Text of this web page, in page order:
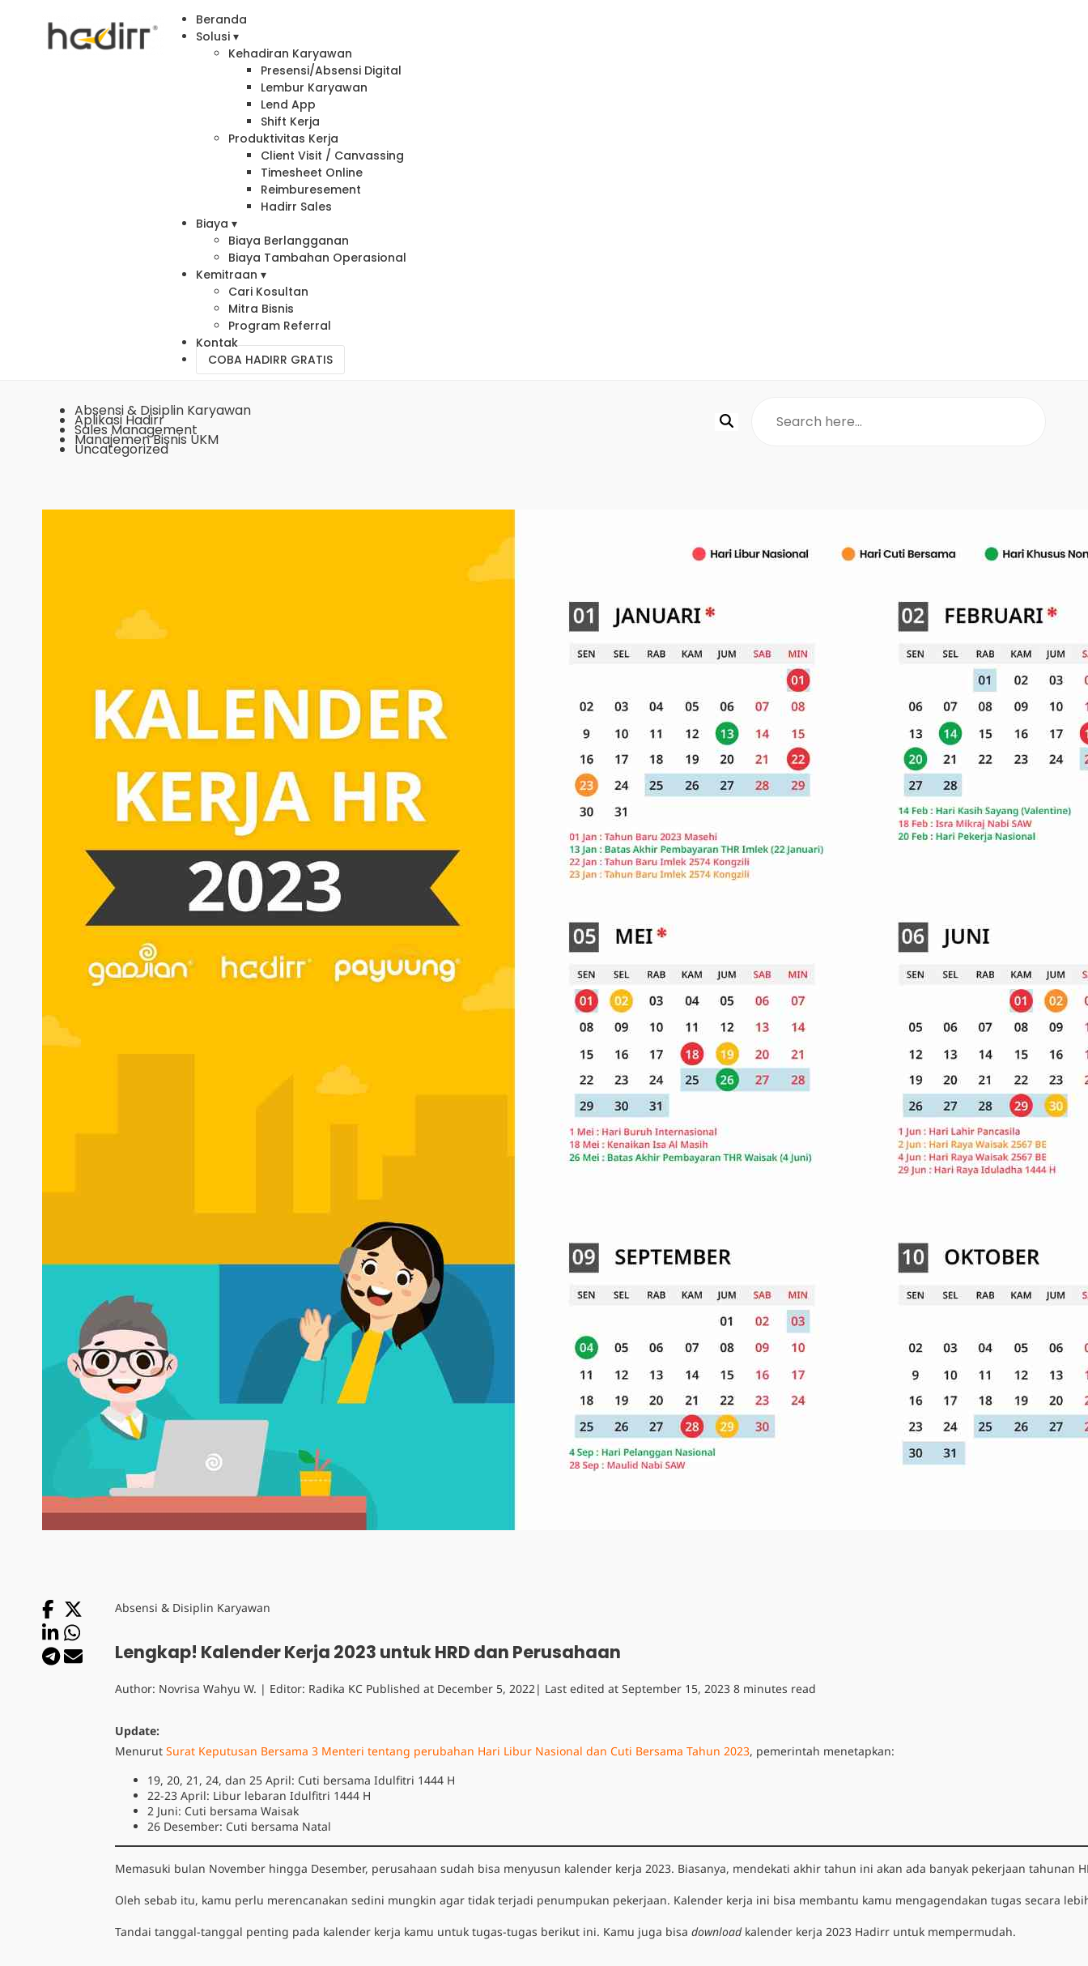
Beranda
Solusi ▾
Kehadiran Karyawan
Presensi/Absensi Digital
Lembur Karyawan
Lend App
Shift Kerja
Produktivitas Kerja
Client Visit / Canvassing
Timesheet Online
Reimburesement
Hadirr Sales
Biaya ▾
Biaya Berlangganan
Biaya Tambahan Operasional
Kemitraan ▾
Cari Kosultan
Mitra Bisnis
Program Referral
Kontak
COBA HADIRR GRATIS
Absensi & Disiplin Karyawan
Aplikasi Hadirr
Sales Management
Manajemen Bisnis UKM
Uncategorized
Absensi & Disiplin Karyawan
Lengkap! Kalender Kerja 2023 untuk HRD dan Perusahaan
Author: Novrisa Wahyu W. | Editor: Radika KC Published at December 5, 2022| Last edited at September 15, 2023 8 minutes read
Update:
Menurut Surat Keputusan Bersama 3 Menteri tentang perubahan Hari Libur Nasional dan Cuti Bersama Tahun 2023, pemerintah menetapkan:
19, 20, 21, 24, dan 25 April: Cuti bersama Idulfitri 1444 H
22-23 April: Libur lebaran Idulfitri 1444 H
2 Juni: Cuti bersama Waisak
26 Desember: Cuti bersama Natal
Memasuki bulan November hingga Desember, perusahaan sudah bisa menyusun kalender kerja 2023. Biasanya, mendekati akhir tahun ini akan ada banyak pekerjaan tahunan
Oleh sebab itu, kamu perlu merencanakan sedini mungkin agar tidak terjadi penumpukan pekerjaan. Kalender kerja ini bisa membantu kamu mengagendakan tugas secara
Tandai tanggal-tanggal penting pada kalender kerja kamu untuk tugas-tugas berikut ini. Kamu juga bisa download kalender kerja 2023 Hadirr untuk mempermudah.